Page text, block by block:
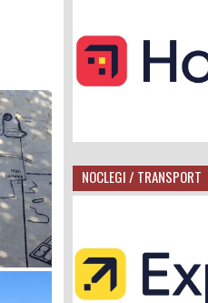
NOCLEGI / TRANSPORT